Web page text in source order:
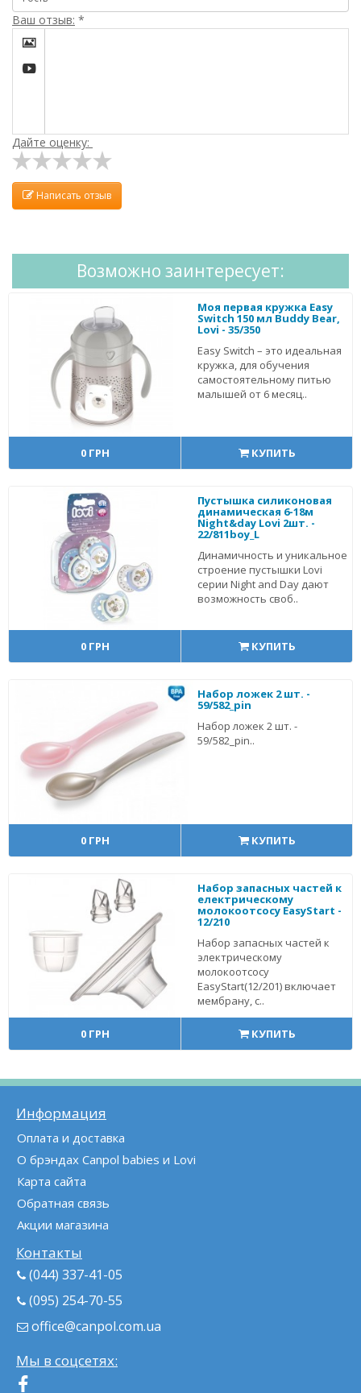
Ваш отзыв: *


Дайте оценку:
Написать отзыв
Возможно заинтересует:
Моя первая кружка Easy
Switch 150 мл Buddy Bear,
Lovi - 35/350
Easy Switch – это идеальная
кружка, для обучения
самостоятельному питью
малышей от 6 месяц..
0 ГРН КУПИТЬ
Пустышка силиконовая
динамическая 6-18м
Night&day Lovi 2шт. -
22/811boy_L
Динамичность и уникальное
строение пустышки Lovi
серии Night and Day дают
возможность своб..
0 ГРН КУПИТЬ
Набор ложек 2 шт. -
59/582_pin
Набор ложек 2 шт. -
59/582_pin..
0 ГРН КУПИТЬ
Набор запасных частей к
електрическому
молокоотсосу EasyStart -
12/210
Набор запасных частей к
электрическому
молокоотсосу
EasyStart(12/201) включает
мембрану, с..
0 ГРН КУПИТЬ
Информация
Оплата и доставка
О брэндах Canpol babies и Lovi
Карта сайта
Обратная связь
Акции магазина
Контакты
(044) 337-41-05
(095) 254-70-55
office@canpol.com.ua
Мы в соцсетях: